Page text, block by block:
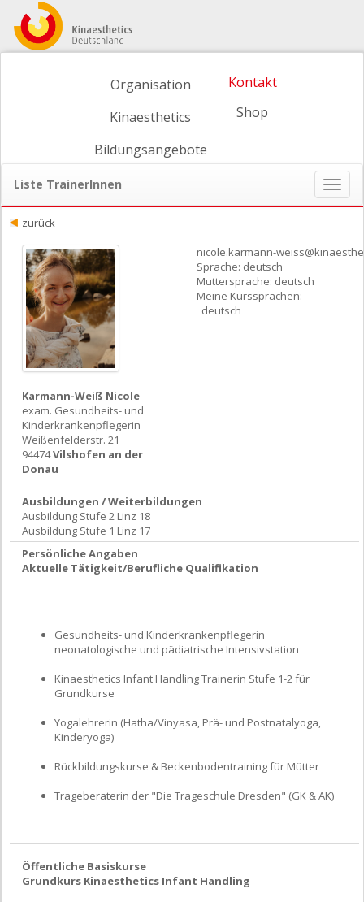
Organisation
Kinaesthetics
Bildungsangebote
Kontakt
Shop
Liste TrainerInnen
ein-/
zurück
Karmann-Weiß Nicole
exam. Gesundheits- und
Kinderkrankenpflegerin
Weißenfelderstr. 21
94474Vilshofen an der
Donau
nicole.karmann-
Sprache: deutsch
Muttersprache: deutsch
Meine Kurssprachen:
deutsch
Ausbildungen / Weiterbildungen
Ausbildung Stufe 2 Linz 18
Ausbildung Stufe 1 Linz 17
Persönliche Angaben
Aktuelle Tätigkeit/Berufliche Qualifikation
Gesundheits- und Kinderkrankenpflegerin
neonatologische und pädiatrische Intensivstation
Kinaesthetics Infant Handling Trainerin Stufe 1-2 für
Grundkurse
Yogalehrerin (Hatha/Vinyasa, Prä- und Postnatalyoga,
Kinderyoga)
Rückbildungskurse & Beckenbodentraining für Mütter
Trageberaterin der "Die Trageschule Dresden" (GK & AK)
Öffentliche Basiskurse
Grundkurs Kinaesthetics Infant Handling